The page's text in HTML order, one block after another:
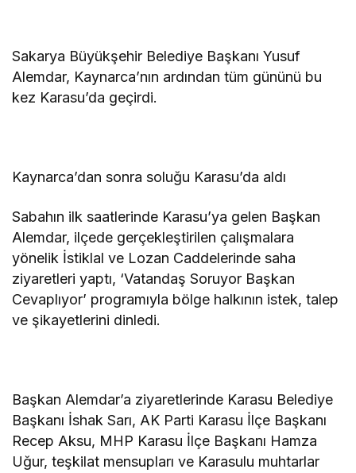
Sakarya Büyükşehir Belediye Başkanı Yusuf
Alemdar, Kaynarca’nın ardından tüm gününü bu
kez Karasu’da geçirdi.
Kaynarca’dan sonra soluğu Karasu’da aldı
Sabahın ilk saatlerinde Karasu’ya gelen Başkan
Alemdar, ilçede gerçekleştirilen çalışmalara
yönelik İstiklal ve Lozan Caddelerinde saha
ziyaretleri yaptı, ‘Vatandaş Soruyor Başkan
Cevaplıyor’ programıyla bölge halkının istek, talep
ve şikayetlerini dinledi.
Başkan Alemdar’a ziyaretlerinde Karasu Belediye
Başkanı İshak Sarı, AK Parti Karasu İlçe Başkanı
Recep Aksu, MHP Karasu İlçe Başkanı Hamza
Uğur, teşkilat mensupları ve Karasulu muhtarlar